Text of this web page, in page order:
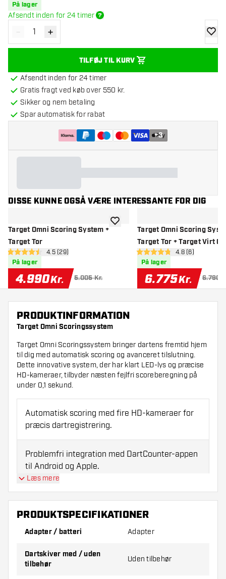
På lager
Afsendt inden for 24 timer
Reducér antal
- Øg antal
+
TILFØJ TIL KURV
Afsendt inden for 24 timer
Gratis fragt ved køb over 550 kr.
Sikker og nem betaling
Spar automatisk for rabat
+3
DISSE KUNNE OGSÅ VÆRE INTERESSANTE FOR DIG
Target Omni Scoring System +
Target Tor
åbn anmeldelsespanel
4.5 bedømmelsesstjerner
4.5 (29)
På lager
4.990Kr. 5.005 Kr.
tilføje til ønskeliste
Target Omni Scoring
Target Tor + Target Virt
åbn
4.8 bedømmelsesstjerner
4.8 (6)
På lager
6.775Kr. 6.790
PRODUKTINFORMATION
Target Omni Scoringssystem
Target Omni Scoringssystem bringer dartens fremtid hjem
til dig med automatisk scoring og avanceret tilslutning.
Dette innovative system, der har klart LED-lys og præcise
HD-kameraer, tilbyder næsten fejlfri scoreberegning på
under 0,1 sekund.
Automatisk scoring med fire HD-kameraer for
præcis dartregistrering.
Problemfri integration med DartCounter-appen
til Android og Apple.
Inkluderer lysring, behandlingsenhed, kameraer
og monteringsmaterialer.
Læs mere
PRODUKTSPECIFIKATIONER
Adapter / batteri Adapter
Dartskiver med / uden
tilbehør
Uden tilbehør